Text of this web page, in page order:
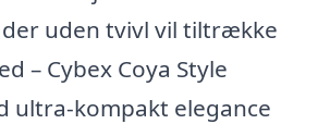
der uden tvivl vil tiltrække
– Cybex Coya Style
ultra-kompakt elegance